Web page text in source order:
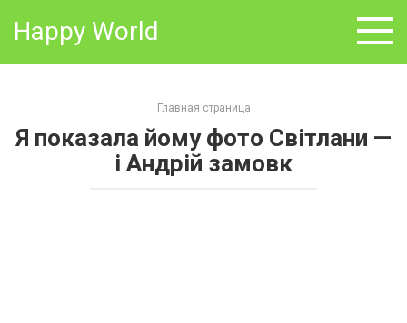
Happy World
Главная страница
Я показала йому фото Світлани —
і Андрій замовк